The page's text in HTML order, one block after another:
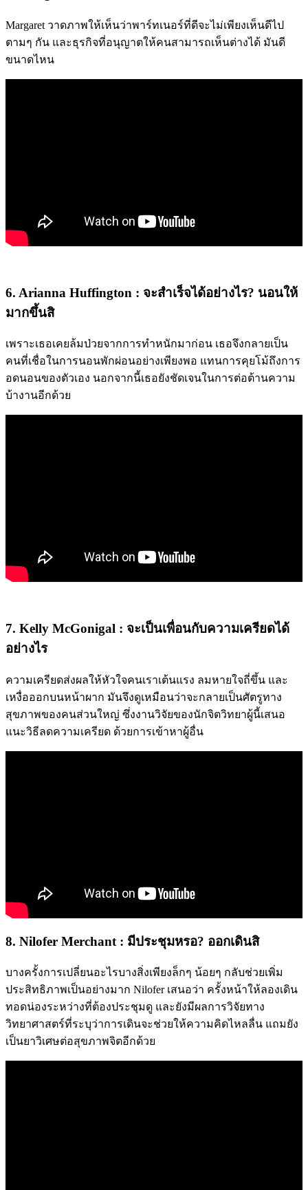
Margaret วาดภาพให้เห็นว่าพาร์ทเนอร์ที่ดีจะไม่เพียงเห็นดีไป
ตามๆ กัน และธุรกิจที่อนุญาตให้คนสามารถเห็นต่างได้ มันดี
ขนาดไหน
6. Arianna Huffington : จะสำเร็จได้อย่างไร? นอนให้
มากขึ้นสิ
เพราะเธอเคยล้มป่วยจากการทำหนักมาก่อน เธอจึงกลายเป็น
คนที่เชื่อในการนอนพักผ่อนอย่างเพียงพอ แทนการคุยโม้ถึงการ
อดนอนของตัวเอง นอกจากนี้เธอยังชัดเจนในการต่อต้านความ
บ้างานอีกด้วย
7. Kelly McGonigal : จะเป็นเพื่อนกับความเครียดได้
อย่างไร
ความเครียดส่งผลให้หัวใจคนเราเต้นแรง ลมหายใจถี่ขึ้น และ
เหงื่อออกบนหน้าผาก มันจึงดูเหมือนว่าจะกลายเป็นศัตรูทาง
สุขภาพของคนส่วนใหญ่ ซึ่งงานวิจัยของนักจิตวิทยาผู้นี้เสนอ
แนะวิธีลดความเครียด ด้วยการเข้าหาผู้อื่น
8. Nilofer Merchant : มีประชุมหรอ? ออกเดินสิ
บางครั้งการเปลี่ยนอะไรบางสิ่งเพียงล็กๆ น้อยๆ กลับช่วยเพิ่ม
ประสิทธิภาพเป็นอย่างมาก Nilofer เสนอว่า ครั้งหน้าให้ลองเดิน
ทอดน่องระหว่างที่ต้องประชุมดู และยังมีผลการวิจัยทาง
วิทยาศาสตร์ที่ระบุว่าการเดินจะช่วยให้ความคิดไหลลื่น แถมยัง
เป็นยาวิเศษต่อสุขภาพจิตอีกด้วย